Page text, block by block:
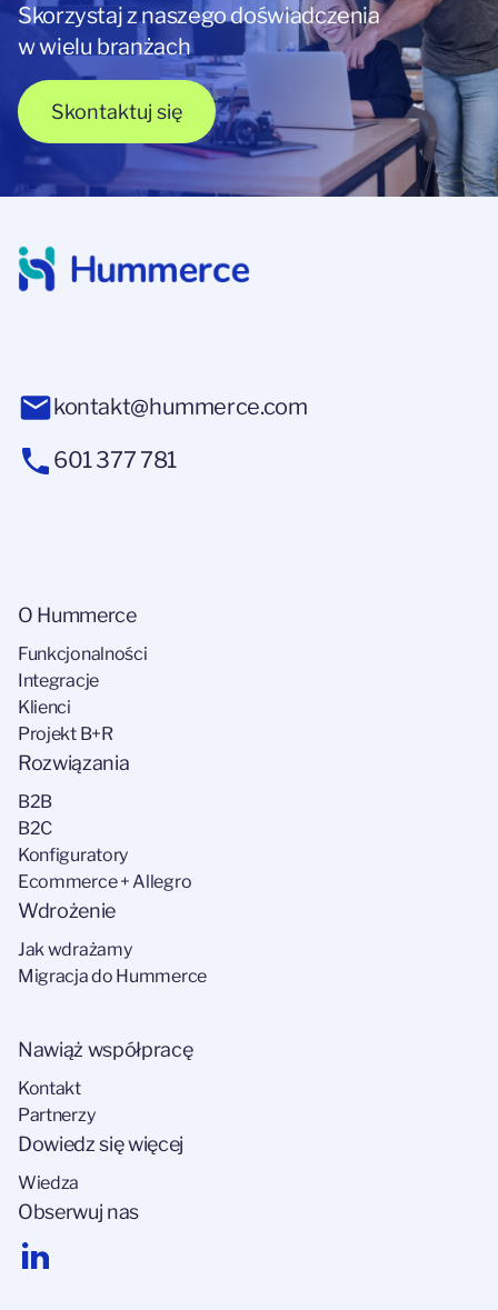
Skorzystaj z naszego doświadczenia
w wielu branżach
Skontaktuj się
kontakt@hummerce.com
601 377 781
O Hummerce
Funkcjonalności
Integracje
Klienci
Projekt B+R
Rozwiązania
B2B
B2C
Konfiguratory
Ecommerce + Allegro
Wdrożenie
Jak wdrażamy
Migracja do Hummerce
Nawiąż współpracę
Kontakt
Partnerzy
Dowiedz się więcej
Wiedza
Obserwuj nas